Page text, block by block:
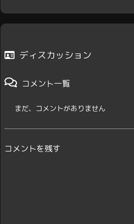
ディスカッション
コメント一覧
まだ、コメントがありません
コメントを残す